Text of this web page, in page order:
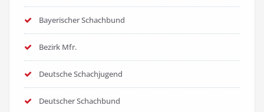
Bayerischer Schachbund
Bezirk Mfr.
Deutsche Schachjugend
Deutscher Schachbund